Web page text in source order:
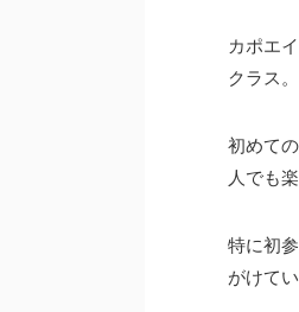
カポエ
クラス。
初めて
人でも
特に初
がけて